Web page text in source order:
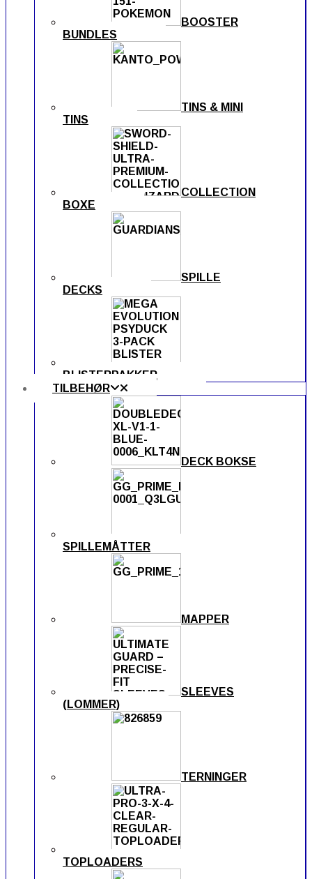
BOOSTER
BUNDLES
TINS & MINI
TINS
COLLECTION
BOXE
SPILLE
DECKS
BLISTERPAKKER
TILBEHØR
DECK BOKSE
SPILLEMÅTTER
MAPPER
SLEEVES
(LOMMER)
TERNINGER
TOPLOADERS